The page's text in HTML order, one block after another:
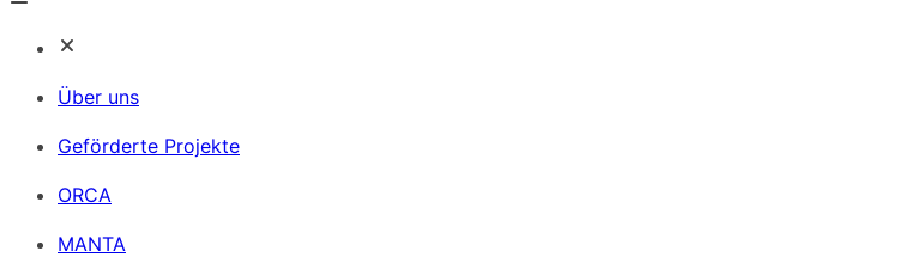
Über uns
Geförderte Projekte
ORCA
MANTA